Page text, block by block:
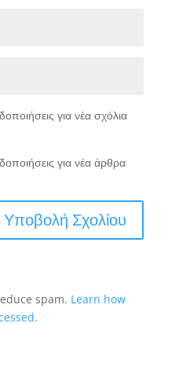
για νέα σχόλια
για νέα άρθρα
spam. Learn how